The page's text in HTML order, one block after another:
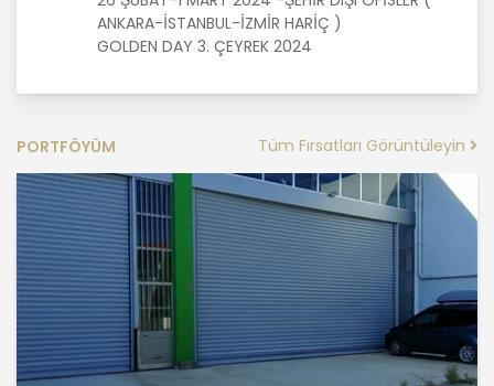
MASTERTURK FRANCHİSİNG
GAYRİMENKUL SATIŞ VE PAZARLAMA
A.Ş. kişisel veri sahiplerinin temel
menfaatlerini dikkate alarak işlediği
kişisel verilerin doğru ve güncel
olmasını sağlamakla ve bu
doğrultuda gerekli tedbirleri almak
için gerekli sistemleri kurmakla
yükümlüdür.
3. Belirli, Açık ve Meşru Amaçlarla
İşleme
ANKARA-İSTANBUL-İZMİR HARİÇ )
GOLDEN DAY 3. ÇEYREK 2024
PORTFÖYÜM Tüm Fırsatları Görüntüleyin